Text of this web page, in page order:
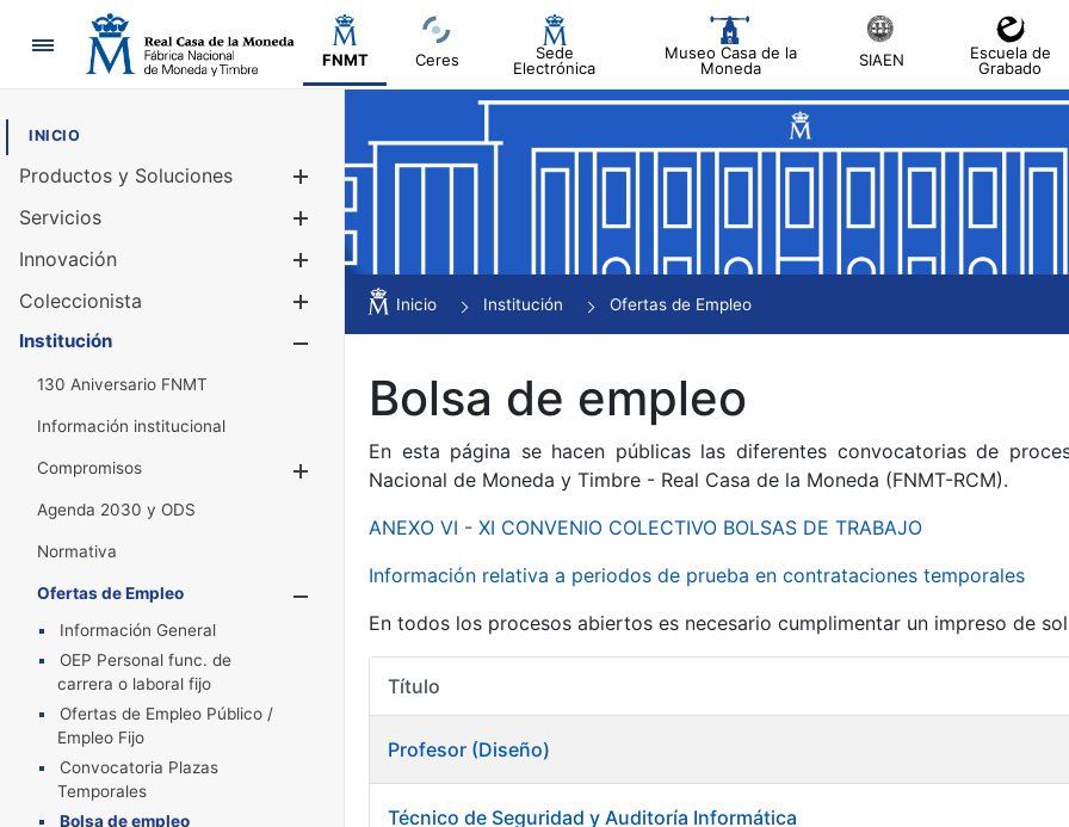
Navegación
FNMT Ceres
Sede
Electrónica
Museo Casa de la
Moneda
SIAEN
Escuela de
Grabado
INICIO
Productos y Soluciones
Mostrar/Ocultar
Servicios
Innovación
Coleccionista
Mostrar/Ocultar
Institución
130 Aniversario FNMT
Información institucional
Compromisos
Mostrar/Ocultar
Agenda 2030 y ODS
Normativa
Ofertas de Empleo
Información General
OEP Personal func. de
carrera o laboral fijo
Ofertas de Empleo Público /
Empleo Fijo
Convocatoria Plazas
Temporales
Bolsa de empleo
Inicio Institución Ofertas de Empleo
Bolsa de empleo
En esta página se hacen públicas las diferentes convocatorias de
Nacional de Moneda y Timbre - Real Casa de la Moneda (FNMT-RCM).
ANEXO VI - XI CONVENIO COLECTIVO BOLSAS DE TRABAJO
Información relativa a periodos de prueba en contrataciones temporales
En todos los procesos abiertos es necesario cumplimentar un impreso de
Título
Profesor (Diseño)
Técnico de Seguridad y Auditoría Informática